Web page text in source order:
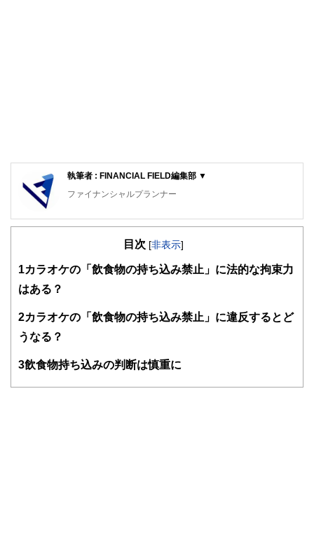
執筆者 : FINANCIAL FIELD編集部 ▼
ファイナンシャルプランナー
FinancialField編集部は、金融、経済に関する記事を、日々
知識がない方でも理解できるようわかりやすく発信していま
関わることで、読者目線のコンテンツを追求しています。
ドバイザー、DCプランナー、公認会計士、社会保険労務
目次 [非表示]
1 カラオケの「飲食物の持ち込み禁止」に法的な拘束力
はある？
2カラオケの「飲食物の持ち込み禁止」に違反するとど
うなる？
3飲食物持ち込みの判断は慎重に